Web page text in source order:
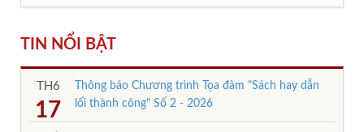
TIN NỔI BẬT
TH6
17
Thông báo Chương trình Tọa đàm "Sách hay dẫn
lối thành công" Số 2 - 2026